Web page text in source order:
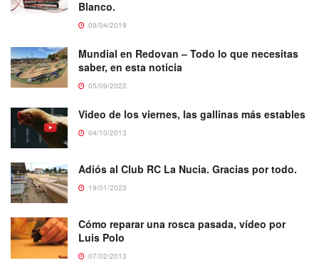
Blanco.
09/04/2019
Mundial en Redovan – Todo lo que necesitas
saber, en esta noticia
05/09/2022
Video de los viernes, las gallinas más estables
04/10/2013
Adiós al Club RC La Nucia. Gracias por todo.
19/01/2023
Cómo reparar una rosca pasada, vídeo por
Luis Polo
07/02/2013